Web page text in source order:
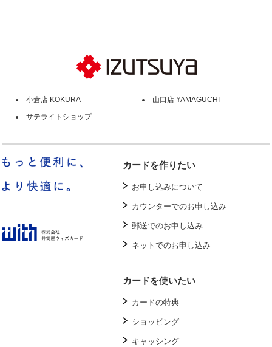
小倉店 KOKURA
山口店 YAMAGUCHI
サテライトショップ
カードを作りたい
お申し込みについて
カウンターでのお申し込み
郵送でのお申し込み
ネットでのお申し込み
カードを使いたい
カードの特典
ショッピング
キャッシング